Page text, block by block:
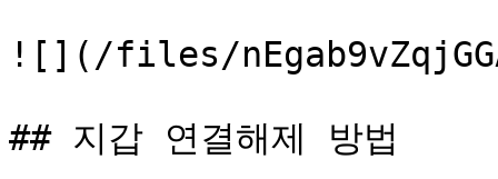
![](/files/
## 지갑 연결해제 방법